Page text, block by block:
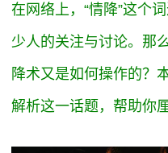
在网络上，“情降”这个
少人的关注与讨论。那
降术又是如何操作的？
解析这一话题，帮助你